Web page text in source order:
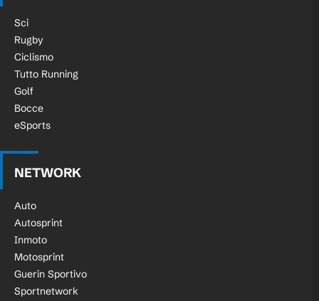
Sci
Rugby
Ciclismo
Tutto Running
Golf
Bocce
eSports
NETWORK
Auto
Autosprint
Inmoto
Motosprint
Guerin Sportivo
Sportnetwork